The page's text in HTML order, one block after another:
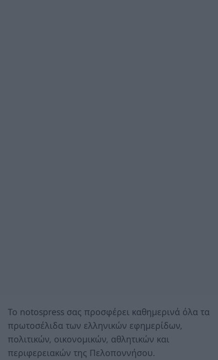
Το notospress σας προσφέρει καθημερινά όλα τα
πρωτοσέλιδα των ελληνικών εφημερίδων,
πολιτικών, οικονομικών, αθλητικών και
περιφερειακών της Πελοποννήσου.